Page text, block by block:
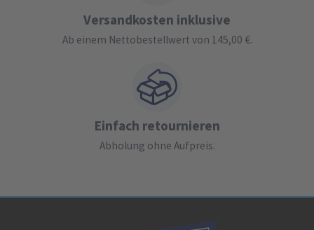
Versandkosten inklusive
Ab einem Nettobestellwert von 145,00 €.
Einfach retournieren
Abholung ohne Aufpreis.